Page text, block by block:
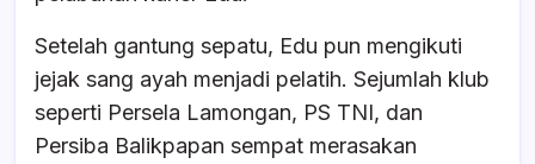
Setelah gantung sepatu, Edu pun mengikuti
jejak sang ayah menjadi pelatih. Sejumlah klub
seperti Persela Lamongan, PS TNI, dan
Persiba Balikpapan sempat merasakan